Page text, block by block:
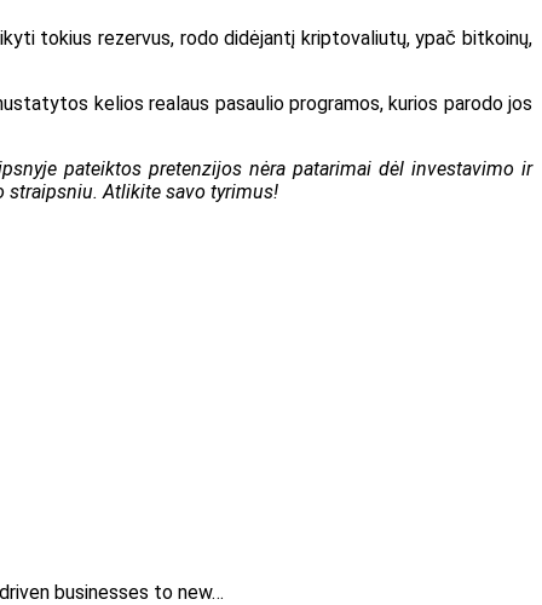
tokius rezervus, rodo didėjantį kriptovaliutų, ypač bitkoinų,
kelios realaus pasaulio programos, kurios parodo jos
pateiktos pretenzijos nėra patarimai dėl investavimo ir
straipsniu. Atlikite savo tyrimus!
businesses to new…